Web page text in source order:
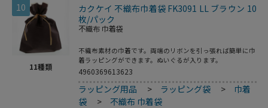
10
11種類
カクケイ 不織布巾着袋 FK3091 LL ブラウン 10
枚/パック
不織布 巾着袋
不織布素材の巾着です。両端のリボンを引っ張れば簡単に巾
着ラッピングができます。ぬいぐるが入ります。
4960369613623
ラッピング用品 > ラッピング袋 > 巾着
袋
> 不織布 巾着袋